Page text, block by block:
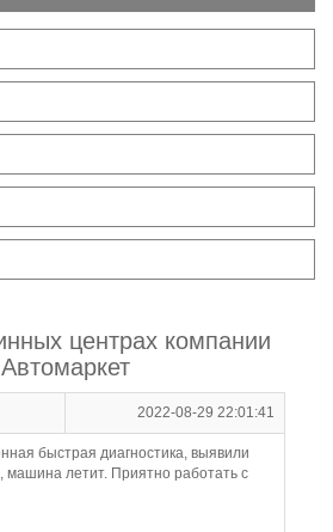
центрах компании
Автомаркет
2022-08-29 22:01:41
быстрая диагностика, выявили
машина летит. Приятно работать с